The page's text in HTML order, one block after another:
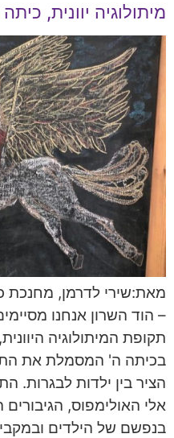
מיתולוגיה יוונית,
מאת:שירי לדרמן, מחנכת
– הוד השרון אנחנו
תקופת המיתולוגיה
בכיתה ה' המסמלת את
הציר בין ילדות לבגרות.
אלי האולימפוס,
בנפשם של הילדים